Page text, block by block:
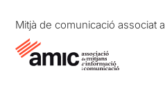
Mitjà de comunicació associat a